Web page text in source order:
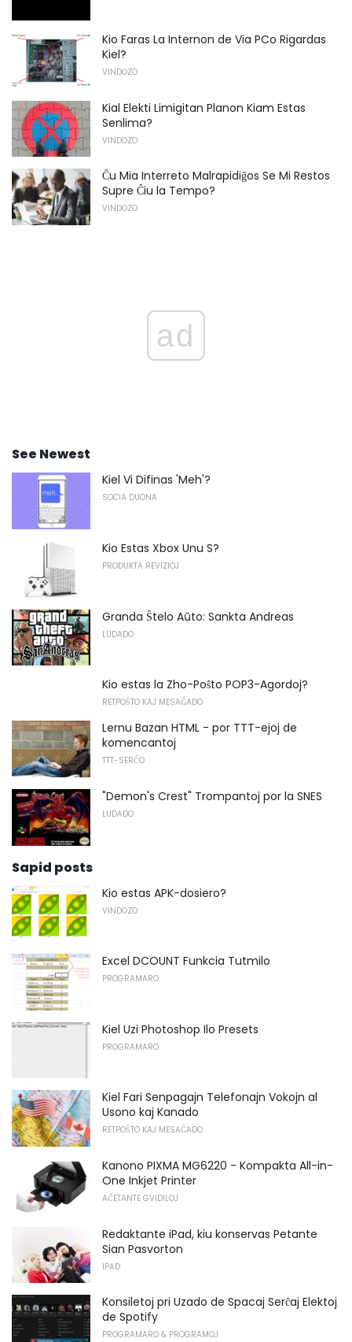
Kio Faras La Internon de Via PCo Rigardas
Kiel?
VINDOZO
Kial Elekti Limigitan Planon Kiam Estas
Senlima?
VINDOZO
Ĉu Mia Interreto Malrapidiĝos Se Mi Restos
Supre Ĉiu la Tempo?
VINDOZO
ad
See Newest
Kiel Vi Difinas 'Meh'?
SOCIA DUONA
Kio Estas Xbox Unu S?
PRODUKTA REVIZIOJ
Granda Ŝtelo Aŭto: Sankta Andreas
LUDADO
Kio estas la Zho-Poŝto POP3-Agordoj?
RETPOŜTO KAJ MESAĜADO
Lernu Bazan HTML - por TTT-ejoj de
komencantoj
TTT-SERĈO
"Demon's Crest" Trompantoj por la SNES
LUDADO
Sapid posts
Kio estas APK-dosiero?
VINDOZO
Excel DCOUNT Funkcia Tutmilo
PROGRAMARO
Kiel Uzi Photoshop Ilo Presets
PROGRAMARO
Kiel Fari Senpagajn Telefonajn Vokojn al
Usono kaj Kanado
RETPOŜTO KAJ MESAĜADO
Kanono PIXMA MG6220 - Kompakta All-in-
One Inkjet Printer
AĈETANTE GVIDILOJ
Redaktante iPad, kiu konservas Petante
Sian Pasvorton
IPAD
Konsiletoj pri Uzado de Spacaj Serĉaj Elektoj
de Spotify
PROGRAMARO & PROGRAMOJ